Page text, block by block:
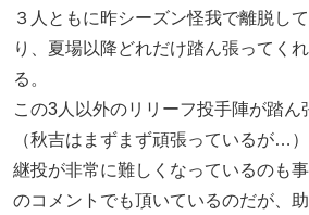
３人ともに昨シーズン怪我で離脱し
り、夏場以降どれだけ踏ん張ってく
る。
この3人以外のリリーフ投手陣が踏ん
（秋吉はまずまず頑張っているが…
継投が非常に難しくなっているのも
のコメントでも頂いているのだが、